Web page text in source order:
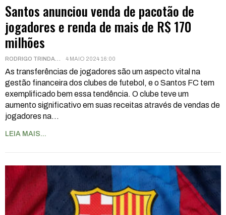
Santos anunciou venda de pacotão de
jogadores e renda de mais de R$ 170
milhões
4 MAIO 2024 16:00
As transferências de jogadores são um aspecto vital na
gestão financeira dos clubes de futebol, e o Santos FC tem
exemplificado bem essa tendência. O clube teve um
aumento significativo em suas receitas através de vendas de
jogadores na…
LEIA MAIS...